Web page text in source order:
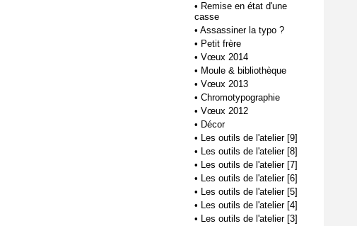
• Remise en état d'une
casse
• Assassiner la typo ?
• Petit frère
• Vœux 2014
• Moule & bibliothèque
• Vœux 2013
• Chromotypographie
• Vœux 2012
• Décor
• Les outils de l'atelier [9]
• Les outils de l'atelier [8]
• Les outils de l'atelier [7]
• Les outils de l'atelier [6]
• Les outils de l'atelier [5]
• Les outils de l'atelier [4]
• Les outils de l'atelier [3]